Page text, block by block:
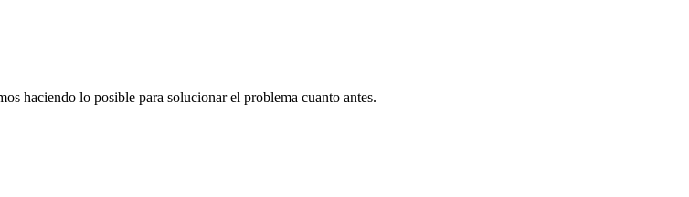
haciendo lo posible para solucionar el problema cuanto antes.